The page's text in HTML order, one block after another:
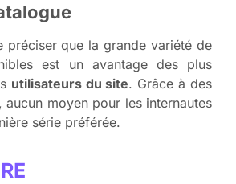
préciser que la grande variété de
est un avantage des plus
utilisateurs du site. Grâce à des
aucun moyen pour les internautes
série préférée.